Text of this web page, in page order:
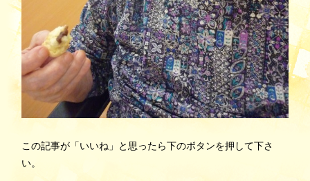
この記事が「いいね」と思ったら下のボタンを押して下さ
い。